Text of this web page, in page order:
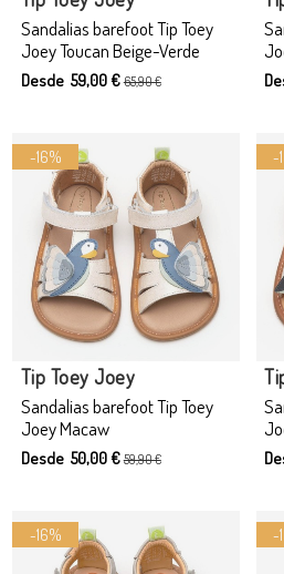
Sandalias barefoot Tip Toey
Joey Toucan Beige-Verde
Desde 59,00 €65,90 €
-16%
Sandalias barefoot Tip Toey
Joey Macaw
Tip Toey Joey
Desde 50,00 €59,90 €
-
-16% -